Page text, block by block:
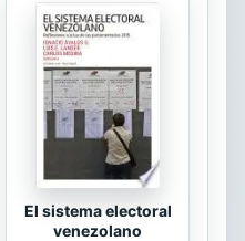
El sistema electoral
venezolano